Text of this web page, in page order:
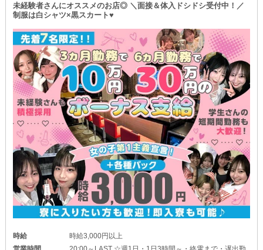
未経験者さんにオススメのお店◎ ＼面接＆体入ドシドシ受付中！／
制服は白シャツ×黒スカート♥
時給
時給3,000円以上